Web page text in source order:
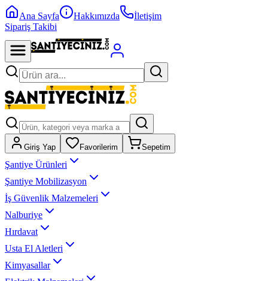
Ana Sayfa Hakkımızda
İletişim
Sipariş Takibi
Giriş Yap Favorilerim Sepetim
Şantiye Ürünleri
Şantiye Mobilizasyon
İş Güvenlik Malzemeleri
Nalburiye
Hırdavat
Usta El Aletleri
Kimyasallar